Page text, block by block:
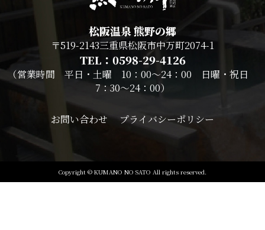
松阪温泉 熊野の郷
〒519-2143三重県松阪市中万町2074-1
TEL：0598-29-4126
（営業時間 平日・土曜 10：00～24：00 日曜・祝日
7：30～24：00）
お問い合わせ プライバシーポリシー
Copyright © KUMANO NO SATO All rights reserved.